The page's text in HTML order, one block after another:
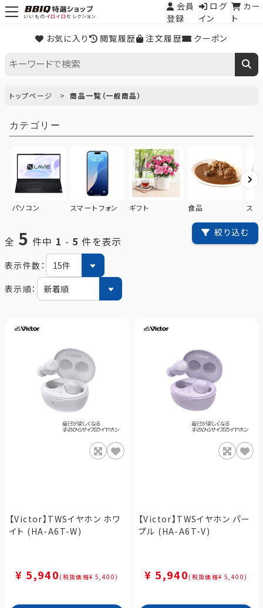
いいものイロイロセレクション
お気に入り 閲覧履歴 注文履歴 クーポン
会員
登録
ログ
イン
カー
ト
トップページ 商品一覧（一般商品）
カテゴリー
パソコン スマートフォン ギフト 食品 ス
全 5 件中 1 - 5 件を表示
絞り込む
表示件数：
表示順：
【Victor】TWSイヤホン ホワ
イト (HA-A6T-W)
¥ 5,940 (税抜価格¥ 5,400)
【Victor】TWSイヤホン パー
プル (HA-A6T-V)
¥ 5,940 (税抜価格¥ 5,400)